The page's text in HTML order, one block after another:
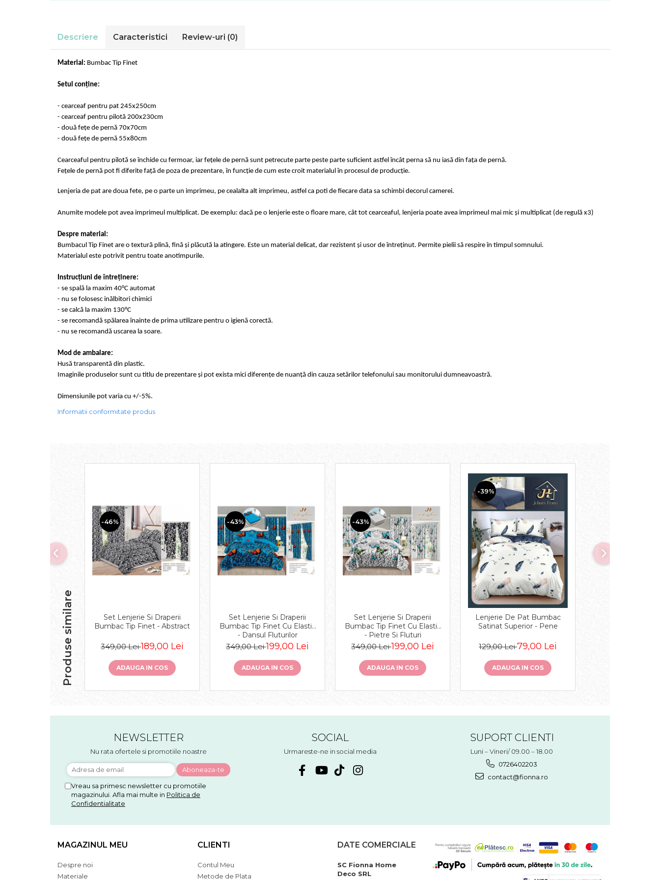
Cearceaf normal
Lenjerii Pufoase Fluffy/ Rabbit
Bumbac Neted Nesatinat
Bumbac 100% Poplin Hobby
Lenjerii Satin Premium
Lenjerii Jacquard
Lenjerii Matase
Lenjerii Creponate
Lenjerii pentru PASTE
Set Lenjerie + Draperii Pat Dublu
Huse Impermeabile 180x200cm
Descriere Caracteristici Review-uri (0)
Material: Bumbac Tip Finet
Setul conține:
- cearceaf pentru pat 245x250cm
- cearceaf pentru pilotă 200x230cm
- două fețe de pernă 70x70cm
- două fețe de pernă 55x80cm
Cearceaful pentru pilotă se închide cu fermoar, iar fețele de pernă sunt petrecute parte peste parte suficient astfel încât perna să nu iasă din fața de pernă.
Fețele de pernă pot fi diferite față de poza de prezentare, în funcție de cum este croit materialul în procesul de producție.
Lenjeria de pat are doua fete, pe o parte un imprimeu, pe cealalta alt imprimeu, astfel ca poti de fiecare data sa schimbi decorul camerei.
Anumite modele pot avea imprimeul multiplicat. De exemplu: dacă pe o lenjerie este o floare mare, cât tot cearceaful, lenjeria poate avea imprimeul mai mic și multiplicat (de regulă x3)
Despre material:
Bumbacul Tip Finet are o textură plină, fină și plăcută la atingere. Este un material delicat, dar rezistent și usor de întreținut. Permite pielii să respire în timpul somnului.
Materialul este potrivit pentru toate anotimpurile.
Instrucțiuni de întreținere:
- se spală la maxim 40°C automat
- nu se folosesc inălbitori chimici
- se calcă la maxim 130°C
- se recomandă spălarea înainte de prima utilizare pentru o igienă corectă.
- nu se recomandă uscarea la soare.
Mod de ambalare:
Husă transparentă din plastic.
Imaginile produselor sunt cu titlu de prezentare și pot exista mici diferențe de nuanță din cauza setărilor telefonului sau monitorului dumneavoastră.
Dimensiunile pot varia cu +/-5%.
Informatii conformitate produs
Produse similare
-46%
Set Lenjerie Si Draperii
Bumbac Tip Finet - Abstract
349,00 Lei189,00 Lei
ADAUGA IN COS
-43%
Set Lenjerie Si Draperii
Bumbac Tip Finet Cu Elastic
- Dansul Fluturilor
349,00 Lei199,00 Lei
ADAUGA IN COS
-43%
Set Lenjerie Si Draperii
Bumbac Tip Finet Cu Elastic
- Pietre Si Fluturi
349,00 Lei199,00 Lei
ADAUGA IN COS
-39%
Lenjerie De Pat Bumbac
Satinat Superior - Pene
129,00 Lei79,00 Lei
ADAUGA IN COS
-32%
NEWSLETTER
Nu rata ofertele si promotiile noastre
Vreau sa primesc newsletter cu promotiile
magazinului. Afla mai multe in Politica de
Confidentialitate
SOCIAL
Urmareste-ne in social media
SUPORT CLIENTI
Luni – Vineri/ 09.00 – 18.00
0726402203
contact@fionna.ro
MAGAZINUL MEU
Despre noi
Materiale
CLIENTI
Contul Meu
Metode de Plata
DATE COMERCIALE
SC Fionna Home
Deco SRL